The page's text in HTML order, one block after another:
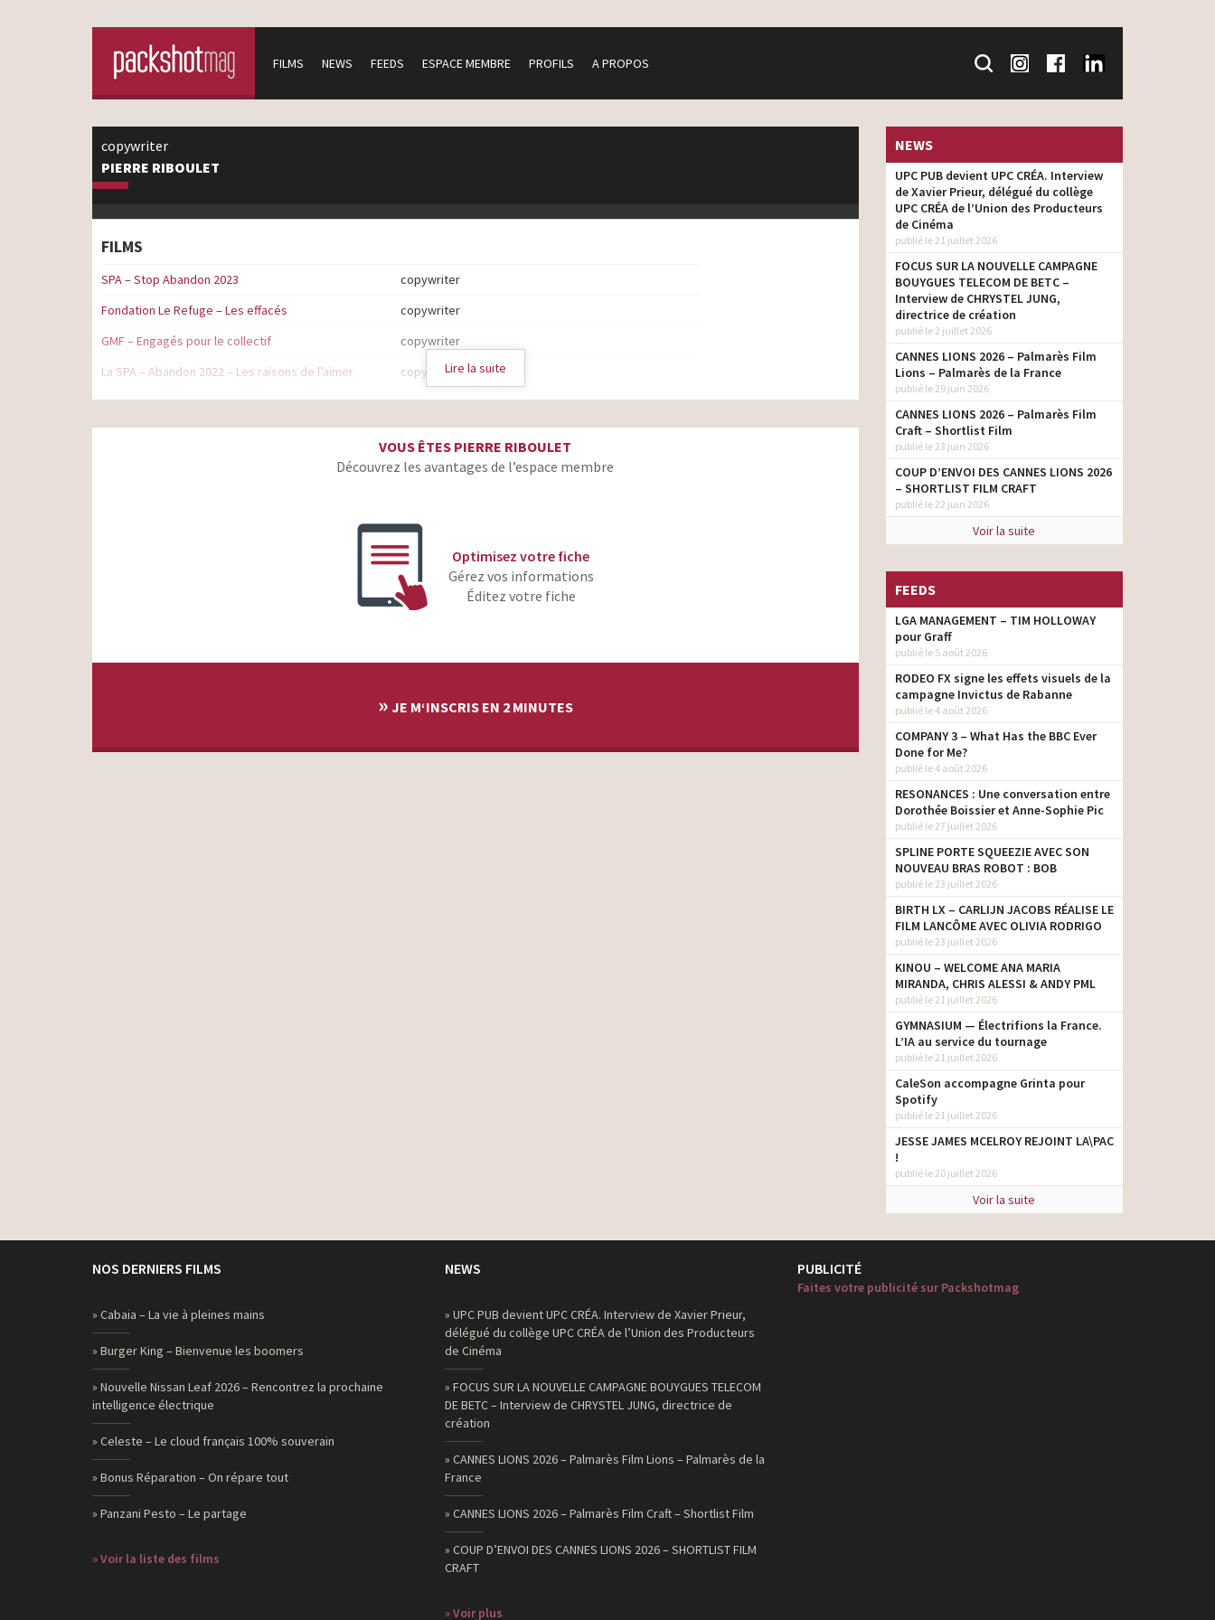
FILMS NEWS FEEDS ESPACE MEMBRE PROFILS A PROPOS
copywriter
PIERRE RIBOULET
FILMS
SPA – Stop Abandon 2023
copywriter
Fondation Le Refuge – Les effacés
copywriter
GMF – Engagés pour le collectif
copywriter
La SPA – Abandon 2022 – Les raisons de l’aimer
copywriter
SPA – Very Cat Trip
copywriter
SPA – Donnons-leur autant qu’ils nous apportent
copywriter
Lire la suite
VOUS ÊTES PIERRE RIBOULET
Découvrez les avantages de l’espace membre
Optimisez votre fiche
Gérez vos informations
Éditez votre fiche
» JE M‘INSCRIS EN 2 MINUTES
NEWS
UPC PUB devient UPC CRÉA. Interview
de Xavier Prieur, délégué du collège
UPC CRÉA de l’Union des Producteurs
de Cinéma
publié le 21 juillet 2026
FOCUS SUR LA NOUVELLE CAMPAGNE
BOUYGUES TELECOM DE BETC –
Interview de CHRYSTEL JUNG,
directrice de création
publié le 2 juillet 2026
CANNES LIONS 2026 – Palmarès Film
Lions – Palmarès de la France
publié le 29 juin 2026
CANNES LIONS 2026 – Palmarès Film
Craft – Shortlist Film
publié le 23 juin 2026
COUP D’ENVOI DES CANNES LIONS 2026
– SHORTLIST FILM CRAFT
publié le 22 juin 2026
Voir la suite
FEEDS
LGA MANAGEMENT – TIM HOLLOWAY
pour Graff
publié le 5 août 2026
RODEO FX signe les effets visuels de la
campagne Invictus de Rabanne
publié le 4 août 2026
COMPANY 3 – What Has the BBC Ever
Done for Me?
publié le 4 août 2026
RESONANCES : Une conversation entre
Dorothée Boissier et Anne-Sophie Pic
publié le 27 juillet 2026
SPLINE PORTE SQUEEZIE AVEC SON
NOUVEAU BRAS ROBOT : BOB
publié le 23 juillet 2026
BIRTH LX – CARLIJN JACOBS RÉALISE LE
FILM LANCÔME AVEC OLIVIA RODRIGO
publié le 23 juillet 2026
KINOU – WELCOME ANA MARIA
MIRANDA, CHRIS ALESSI & ANDY PML
publié le 21 juillet 2026
GYMNASIUM — Électrifions la France.
L’IA au service du tournage
publié le 21 juillet 2026
CaleSon accompagne Grinta pour
Spotify
publié le 21 juillet 2026
JESSE JAMES MCELROY REJOINT LA\PAC
!
publié le 20 juillet 2026
Voir la suite
NOS DERNIERS FILMS
» Cabaia – La vie à pleines mains
» Burger King – Bienvenue les boomers
» Nouvelle Nissan Leaf 2026 – Rencontrez la prochaine
intelligence électrique
» Celeste – Le cloud français 100% souverain
» Bonus Réparation – On répare tout
» Panzani Pesto – Le partage
» Voir la liste des films
NEWS
» UPC PUB devient UPC CRÉA. Interview de Xavier Prieur,
délégué du collège UPC CRÉA de l’Union des Producteurs
de Cinéma
» FOCUS SUR LA NOUVELLE CAMPAGNE BOUYGUES TELECOM
DE BETC – Interview de CHRYSTEL JUNG, directrice de
création
» CANNES LIONS 2026 – Palmarès Film Lions – Palmarès de la
France
» CANNES LIONS 2026 – Palmarès Film Craft – Shortlist Film
» COUP D’ENVOI DES CANNES LIONS 2026 – SHORTLIST FILM
CRAFT
» Voir plus
PUBLICITÉ
Faites votre publicité sur Packshotmag